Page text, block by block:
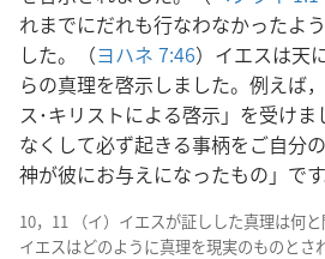
れまでにだれも行なわなかったよ
した。（ヨハネ 7:46）イエスは天
らの真理を啓示しました。例えば
ス･キリストによる啓示」を受け
なくして必ず起きる事柄をご自分
神が彼にお与えになったもの」で
10，11 （イ）イエスが証しした真理は何と
イエスはどのように真理を現実のものとさ